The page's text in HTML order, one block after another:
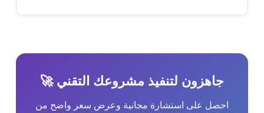
جاهزون لتنفيذ مشروعك التقني 🚀
احصل على استشارة مجانية وعرض سعر واضح من